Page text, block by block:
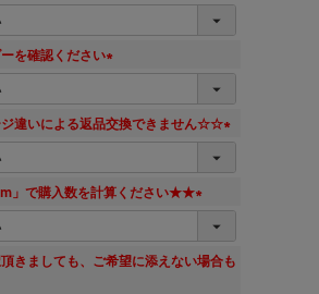
(
必
須
)
を確認ください
(
必
須
)
違いによる返品交換できません☆☆
(
必
)
」で購入数を計算ください★★
(
必
須
きましても、ご希望に添えない場合も